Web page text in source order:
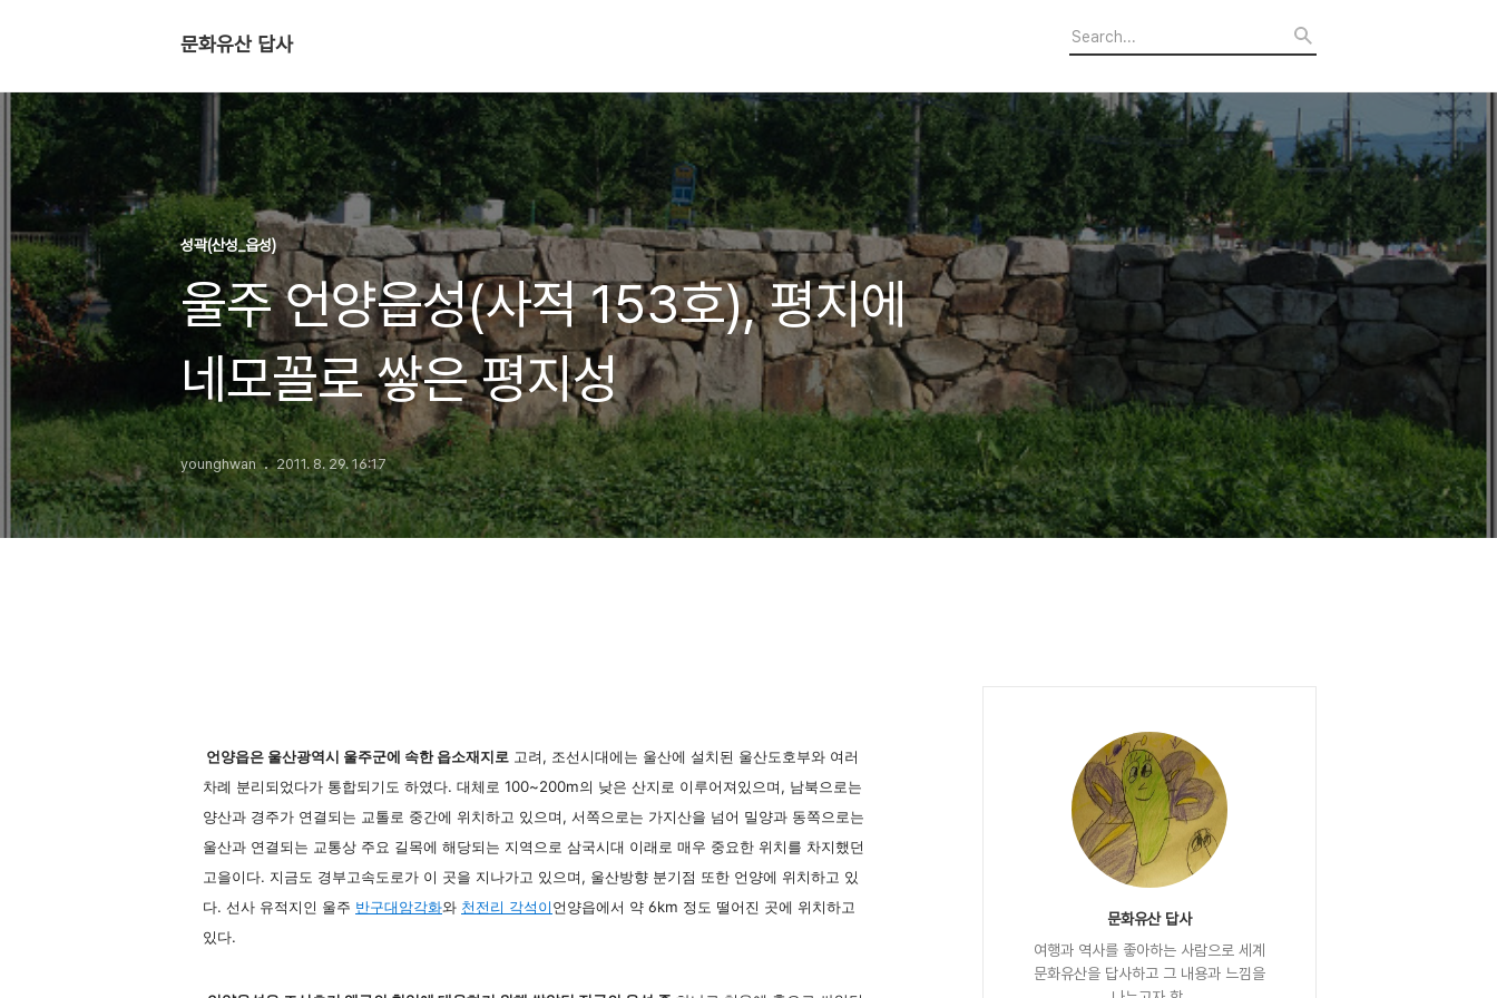
문화유산 답사
성곽(산성_읍성)
울주 언양읍성(사적 153호), 평지에
네모꼴로 쌓은 평지성
younghwan 2011. 8. 29. 16:17
언양읍은 울산광역시 울주군에 속한 읍소재지로 고려, 조선시대에는 울산에 설치된 울산도호부와 여러
차례 분리되었다가 통합되기도 하였다. 대체로 100~200m의 낮은 산지로 이루어져있으며, 남북으로는
양산과 경주가 연결되는 교톨로 중간에 위치하고 있으며, 서쪽으로는 가지산을 넘어 밀양과 동쪽으로는
울산과 연결되는 교통상 주요 길목에 해당되는 지역으로 삼국시대 이래로 매우 중요한 위치를 차지했던
고을이다. 지금도 경부고속도로가 이 곳을 지나가고 있으며, 울산방향 분기점 또한 언양에 위치하고 있
다. 선사 유적지인 울주 반구대암각화와 천전리 각석이언양읍에서 약 6km 정도 떨어진 곳에 위치하고
있다.
문화유산 답사
여행과 역사를 좋아하는 사람으로 세계
문화유산을 답사하고 그 내용과 느낌을